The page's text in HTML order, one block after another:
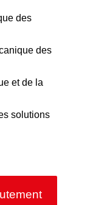
des
des
et de la
solutions